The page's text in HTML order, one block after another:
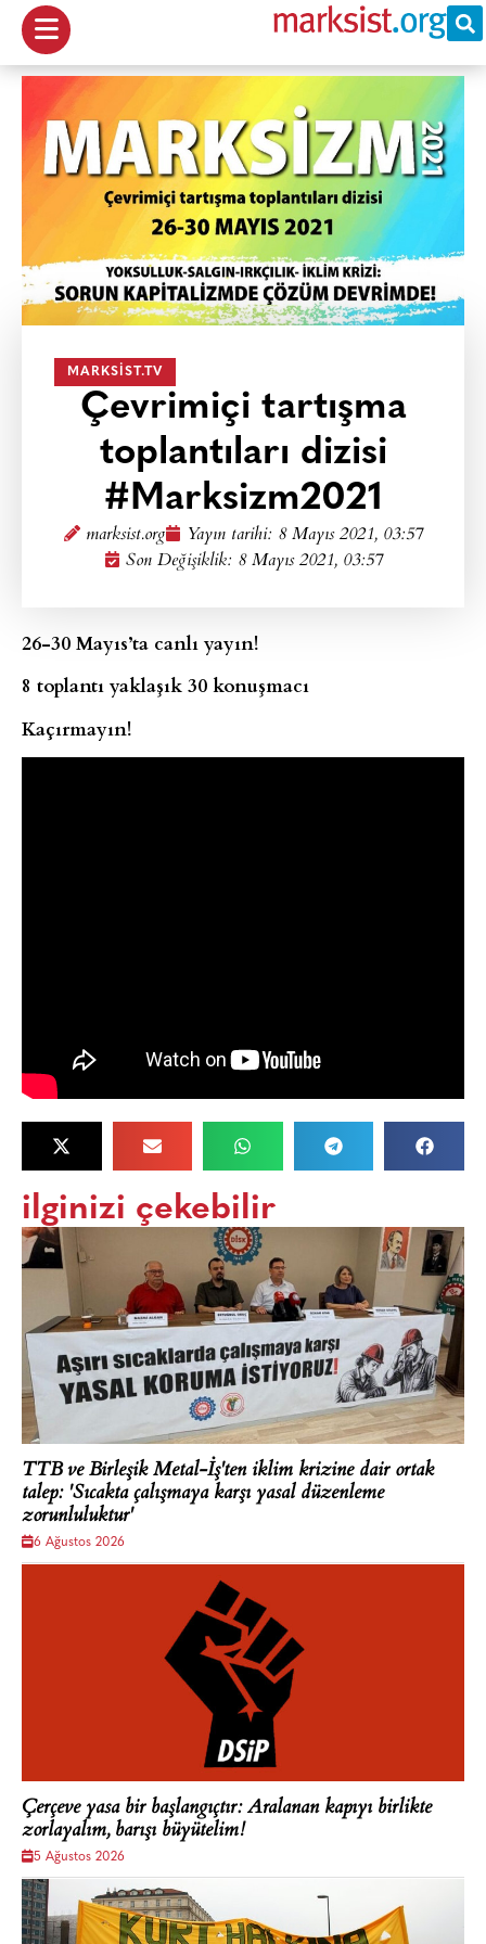
MARKSIST.TV
Çevrimiçi tartışma
toplantıları dizisi
#Marksizm2021
marksist.org Yayın tarihi: 8 Mayıs 2021, 03:57
Son Değişiklik: 8 Mayıs 2021, 03:57
26-30 Mayıs’ta canlı yayın!
8 toplantı yaklaşık 30 konuşmacı
Kaçırmayın!
ilginizi çekebilir
TTB ve Birleşik Metal-İş'ten iklim krizine dair ortak
talep: 'Sıcakta çalışmaya karşı yasal düzenleme
zorunluluktur'
6 Ağustos 2026
Çerçeve yasa bir başlangıçtır: Aralanan kapıyı birlikte
zorlayalım, barışı büyütelim!
5 Ağustos 2026